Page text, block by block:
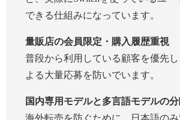
できる仕組みになっています。
量販店の会員限定・購入履歴重視
普段から利用している顧客を優先
よる大量応募を防いでいます。
国内専用モデルと多言語モデルの
海外転売を防ぐために、日本語の